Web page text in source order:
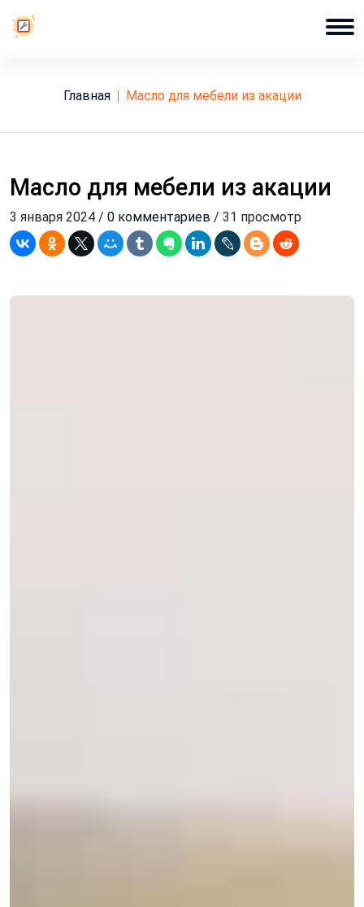
Главная масло для мебели из акации
Масло для мебели из акации
3 января 2024 / 0 комментариев / 31 просмотр